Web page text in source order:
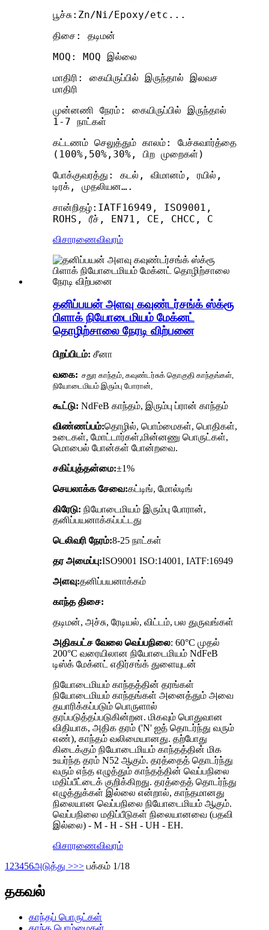
பூச்சு:Zn/Ni/Epoxy/etc...
திசை: தடிமன்
MOQ: MOQ இல்லை
மாதிரி: கையிருப்பில் இருந்தால் இலவச
மாதிரி
முன்னணி நேரம்: கையிருப்பில் இருந்தால்
1-7 நாட்கள்
கட்டணம் செலுத்தும் காலம்: பேச்சுவார்த்தை
(100%,50%,30%, பிற முறைகள்)
போக்குவரத்து: கடல், விமானம், ரயில்,
டிரக், முதலியன….
சான்றிதழ்:IATF16949, ISO9001,
ROHS, ரீச், EN71, CE, CHCC, C
விசாரணைவிவரம்
தனிப்பயன் அளவு கவுண்டர்சங்க் ஸ்க்ரூ
பிளாக் நியோடைமியம் மேக்னட்
தொழிற்சாலை நேரடி விற்பனை
பிறப்பிடம்: சீனா
வகை: சதுர காந்தம், கவுண்டர்சுக் தொகுதி காந்தங்கள்,
நியோடைமியம் இரும்பு போரான்,
கூட்டு: NdFeB காந்தம், இரும்பு ப்ரான் காந்தம்
விண்ணப்பம்:தொழில், பொம்மைகள், பொதிகள்,
உடைகள், மோட்டார்கள்,மின்னணு பொருட்கள்,
மொபைல் போன்கள் போன்றவை.
சகிப்புத்தன்மை:±1%
செயலாக்க சேவை:கட்டிங், மோல்டிங்
கிரேடு: நியோடைமியம் இரும்பு போரான்,
தனிப்பயனாக்கப்பட்டது
டெலிவரி நேரம்:8-25 நாட்கள்
தர அமைப்பு:ISO9001 ISO:14001, IATF:16949
அளவு:தனிப்பயனாக்கம்
காந்த திசை:
தடிமன், அச்சு, ரேடியல், விட்டம், பல துருவங்கள்
அதிகபட்ச வேலை வெப்பநிலை: 60°C முதல்
200°C வரையிலான நியோடைமியம் NdFeB
டிஸ்க் மேக்னட் எதிர்சங்க் துளையுடன்
நியோடைமியம் காந்தத்தின் தரங்கள்
நியோடைமியம் காந்தங்கள் அனைத்தும் அவை
தயாரிக்கப்படும் பொருளால்
தரப்படுத்தப்படுகின்றன. மிகவும் பொதுவான
விதியாக, அதிக தரம் ('N' ஐத் தொடர்ந்து வரும்
எண்), காந்தம் வலிமையானது. தற்போது
கிடைக்கும் நியோடைமியம் காந்தத்தின் மிக
உயர்ந்த தரம் N52 ஆகும். தரத்தைத் தொடர்ந்து
வரும் எந்த எழுத்தும் காந்தத்தின் வெப்பநிலை
மதிப்பீட்டைக் குறிக்கிறது. தரத்தைத் தொடர்ந்து
எழுத்துக்கள் இல்லை என்றால், காந்தமானது
நிலையான வெப்பநிலை நியோடைமியம் ஆகும்.
வெப்பநிலை மதிப்பீடுகள் நிலையானவை (பதவி
இல்லை) - M - H - SH - UH - EH.
விசாரணைவிவரம்
1 23456அடுத்து >>> பக்கம் 1/18
தகவல்
காந்தப் பொருட்கள்
காந்த பொம்மைகள்